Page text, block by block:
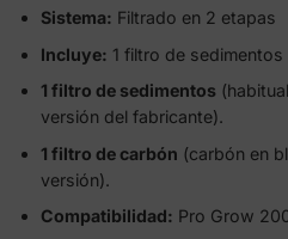
Sistema: Filtrado en 2 etapas
Incluye: 1 filtro de
1 filtro de sedimentos
versión del fabricante).
1 filtro de carbón (carbón en
versión).
Compatibilidad: Pro Grow